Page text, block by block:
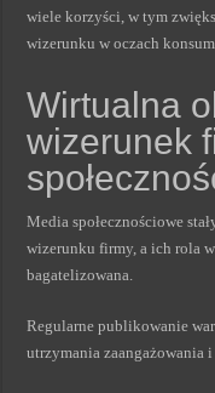
wiele korzyści, w tym
wizerunku w oczach
Wirtualna
wizerunek
Media społecznościowe
wizerunku firmy, a ich rola
bagatelizowana.
Regularne publikowanie
utrzymania zaangażowania